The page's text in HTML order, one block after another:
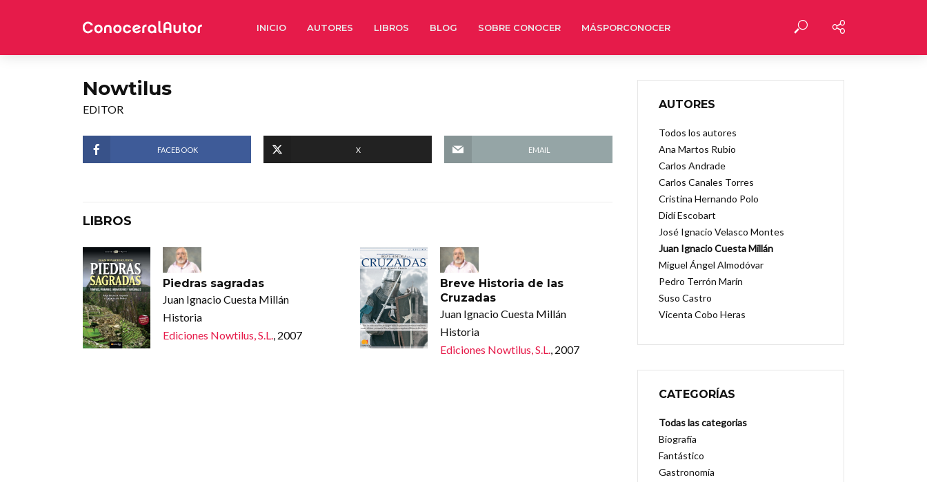
INICIO AUTORES LIBROS BLOG SOBRE CONOCER MÁSPORCONOCER
Nowtilus
EDITOR
FACEBOOK X EMAIL
LIBROS
Piedras sagradas
Juan Ignacio Cuesta Millán
Historia
Ediciones Nowtilus, S.L., 2007
Breve Historia de las
Cruzadas
Juan Ignacio Cuesta Millán
Historia
Ediciones Nowtilus, S.L., 2007
AUTORES
Todos los autores
Ana Martos Rubio
Carlos Andrade
Carlos Canales Torres
Cristina Hernando Polo
Didí Escobart
José Ignacio Velasco Montes
Juan Ignacio Cuesta Millán
Miguel Ángel Almodóvar
Pedro Terrón Marín
Suso Castro
Vicenta Cobo Heras
CATEGORÍAS
Todas las categorias
Biografía
Fantástico
Gastronomía